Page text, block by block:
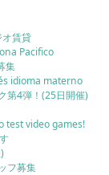
賃貸
Pacifico
集
idioma materno
第4弾！(25日開催)
test video games!
フ募集